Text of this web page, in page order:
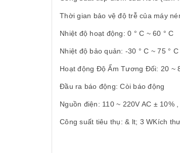
Thời gian bảo vệ độ trễ của máy
Nhiệt độ hoạt động: 0 ° C ~ 60 ° C
Nhiệt độ bảo quản: -30 ° C ~ 75 ° C
Hoạt động Độ Ẩm Tương Đối: 20 ~
Đầu ra báo động: Còi báo động
Nguồn điện: 110 ~ 220V AC ± 10%
Công suất tiêu thụ: & lt; 3 WKích